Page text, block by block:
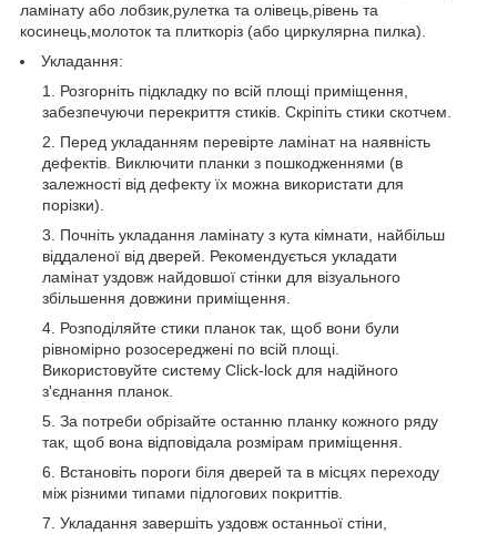
ламінату або лобзик,рулетка та олівець,рівень та
косинець,молоток та плиткоріз (або циркулярна пилка).
Укладання:
Розгорніть підкладку по всій площі приміщення,
забезпечуючи перекриття стиків. Скріпіть стики скотчем.
Перед укладанням перевірте ламінат на наявність
дефектів. Виключити планки з пошкодженнями (в
залежності від дефекту їх можна використати для
порізки).
Почніть укладання ламінату з кута кімнати, найбільш
віддаленої від дверей. Рекомендується укладати
ламінат уздовж найдовшої стінки для візуального
збільшення довжини приміщення.
Розподіляйте стики планок так, щоб вони були
рівномірно розосереджені по всій площі.
Використовуйте систему Click-lock для надійного
з'єднання планок.
За потреби обрізайте останню планку кожного ряду
так, щоб вона відповідала розмірам приміщення.
Встановіть пороги біля дверей та в місцях переходу
між різними типами підлогових покриттів.
Укладання завершіть уздовж останньої стіни,